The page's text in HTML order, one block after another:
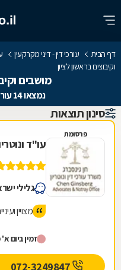
דף הבית עורכי דין - דיני מקרקעין
וקיבוצים בראשון לציון
מושבים
נמצאו 14 עורכי דין - דיני מקרקעין
סינון תוצאות
פרסומת
עו"ד
גלילי ישראל 3,
מצויין
זמין ביום א' מ-